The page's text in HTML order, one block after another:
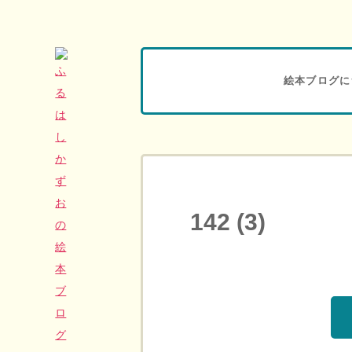
絵本ブログ
142 (3)